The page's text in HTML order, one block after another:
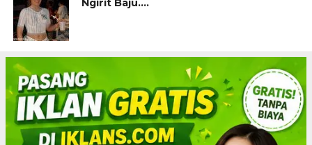
Ngirit Baju….